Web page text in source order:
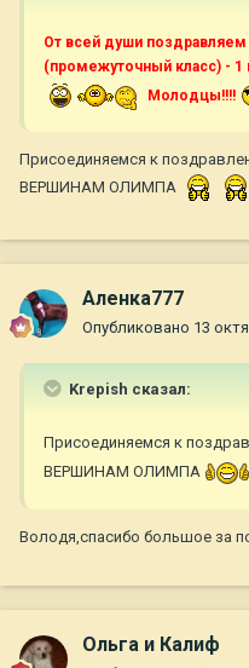
От всей души
(промежуточный класс) -
Молодцы!!!!
Присоединяемся к
ВЕРШИНАМ ОЛИМПА
Аленка777
Опубликовано 13
Krepish сказал:
Присоединяемся к
ВЕРШИНАМ ОЛИМПА
Володя,спасибо большое за
Ольга и Калиф